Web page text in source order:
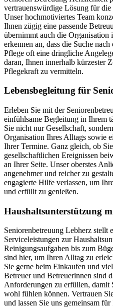
vertrauenswürdige Lösung für
Unser hochmotiviertes Team
Ihnen zügig eine passende
übernimmt auch die
erkennen an, dass die Suche
Pflege oft eine dringliche
daran, Ihnen innerhalb kürzester
Pflegekraft zu vermitteln.
Lebensbegleitung für
Erleben Sie mit der
einfühlsame Begleitung in Ihrem
Sie nicht nur Gesellschaft,
Organisation Ihres Alltags sowie
Ihrer Termine. Ganz gleich, ob
gesellschaftlichen Ereignissen
an Ihrer Seite. Unser oberstes
angenehmer und reicher zu
engagierte Hilfe verlassen, um
und erfüllt zu genießen.
Haushalts­unterstützung
Seniorenbetreuung Lebherz stellt
Serviceleistungen zur
Reinigungsaufgaben bis zum
sind hier, um Ihren Alltag zu
Sie gerne beim Einkaufen und
Betreuer und Betreuerinnen sind
Anforderungen zu erfüllen, damit
wohl fühlen können. Vertrauen
und lassen Sie uns gemeinsam